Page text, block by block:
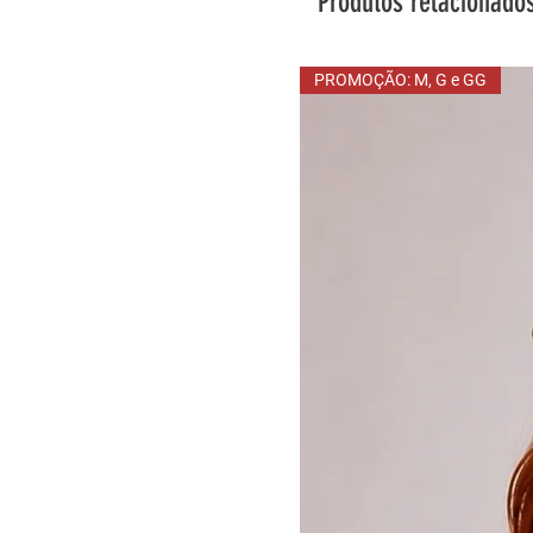
PROMOÇÃO: M, G e GG